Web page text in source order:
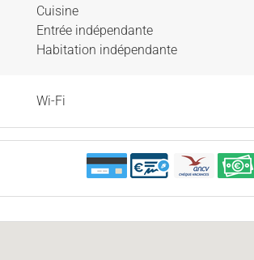
Cuisine
Entrée indépendante
Habitation indépendante
Wi-Fi